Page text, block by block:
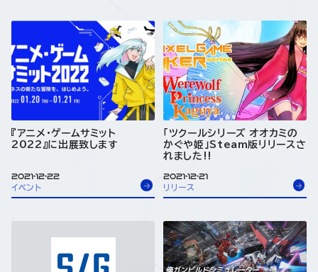
『アニメ・ゲームサミット
2022』に出展致します
2021-12-22
イベント
「ツクールシリーズ オオカミの
かぐや姫」Steam版リリースさ
れました!!
2021-12-21
リリース